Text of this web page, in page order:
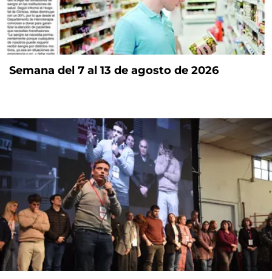
Semana del 7 al 13 de agosto de 2026